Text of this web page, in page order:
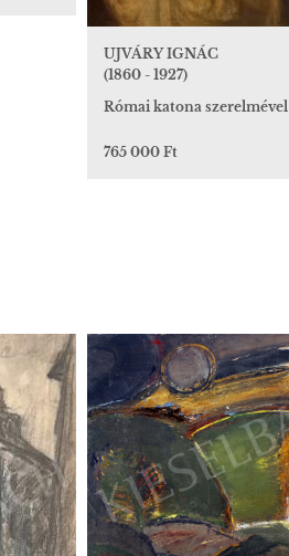
UJVÁRY IGNÁC
(1860 - 1927)
Római katona szerelmével
765 000 Ft